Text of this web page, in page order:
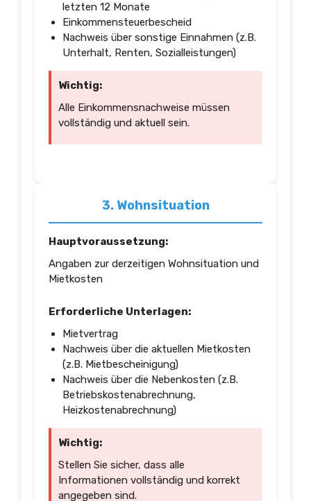
letzten 12 Monate
Einkommensteuerbescheid
Nachweis über sonstige Einnahmen (z.B.
Unterhalt, Renten, Sozialleistungen)
Wichtig:
Alle Einkommensnachweise müssen
vollständig und aktuell sein.
3. Wohnsituation
Hauptvoraussetzung:
Angaben zur derzeitigen Wohnsituation und
Mietkosten
Erforderliche Unterlagen:
Mietvertrag
Nachweis über die aktuellen Mietkosten
(z.B. Mietbescheinigung)
Nachweis über die Nebenkosten (z.B.
Betriebskostenabrechnung,
Heizkostenabrechnung)
Wichtig:
Stellen Sie sicher, dass alle
Informationen vollständig und korrekt
angegeben sind.